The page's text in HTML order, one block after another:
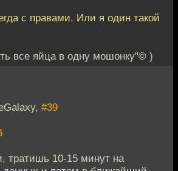
с правами. Или я один такой
все яйца в одну мошонку"© )
#39
тратишь 10-15 минут на